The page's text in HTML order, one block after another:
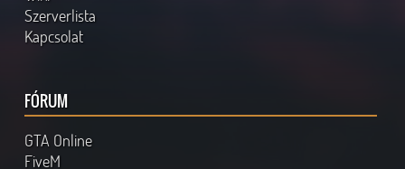
Szerverlista
Kapcsolat
FÓRUM
GTA Online
FiveM